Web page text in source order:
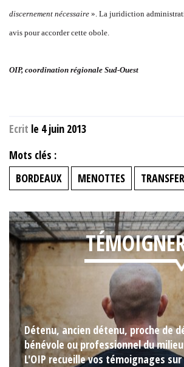
discernement nécessaire ». La juridiction
avis pour accorder cette obole.
OIP, coordination régionale Sud-Ouest
Ecrit le 4 juin 2013
Mots clés :
BORDEAUX
MENOTTES
Détenu, ancien détenu, proche de
bénévole ou professionnel du
L'OIP recueille vos témoignages